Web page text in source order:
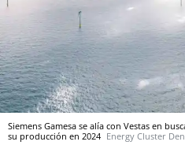
Siemens Gamesa se alía con Vestas en
su producción en 2024 Energy Cluster